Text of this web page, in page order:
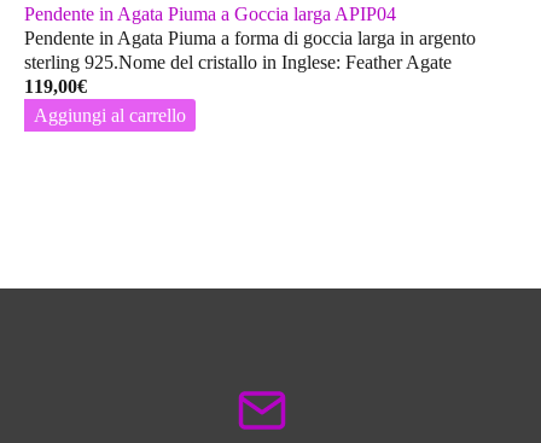
Pendente in Agata Piuma a Goccia larga APIP04
Pendente in Agata Piuma a forma di goccia larga in argento
sterling 925.Nome del cristallo in Inglese: Feather Agate
119,00€
Aggiungi al carrello